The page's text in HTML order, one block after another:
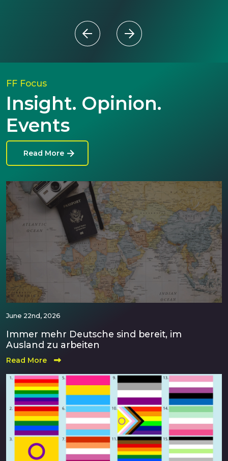
FF Focus
Insight. Opinion.
Events
Read More
June 22nd, 2026
Immer mehr Deutsche sind bereit, im
Ausland zu arbeiten
Read More